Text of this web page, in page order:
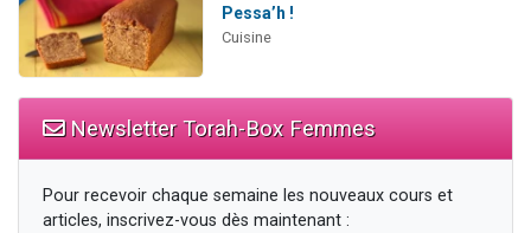
Pessa’h !
Cuisine
Newsletter Torah-Box Femmes
Pour recevoir chaque semaine les nouveaux cours et
articles, inscrivez-vous dès maintenant :